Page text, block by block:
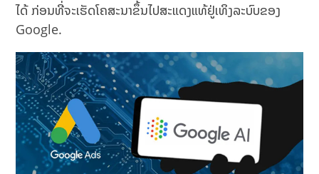
ໄດ້ ກ່ອນທີ່ຈະເຮັດໂຄສະນາຂຶ້ນໄປສະແດງແທ້ຢູ່ເທິງລະບົບຂອງ
Google.